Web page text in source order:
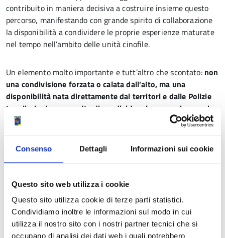
Consenso Dettagli Informazioni sui cookie
Questo sito web utilizza i cookie
Questo sito utilizza cookie di terze parti statistici.
Condividiamo inoltre le informazioni sul modo in cui
utilizza il nostro sito con i nostri partner tecnici che si
occupano di analisi dei dati web i quali potrebbero
contribuito in maniera decisiva a costruire insieme questo
percorso, manifestando con grande spirito di collaborazione
la disponibilità a condividere le proprie esperienze maturate
nel tempo nell’ambito delle unità cinofile.
Un elemento molto importante e tutt’altro che scontato: non
una condivisione forzata o calata dall’alto, ma una
disponibilità nata direttamente dai territori e dalle Polizie
Locali, che hanno scelto di condividere lavoro e risorse che
hanno costruito negli anni, anche a supporto degli altri
Comuni e delle forze dell’ordine statali.
Il compito della Provincia è anche questo: avere una visione
esigenze e costruire sinergie preziose e strumenti comuni.
In questo caso abbiamo unito una disponibilità concreta con
un’esigenza vera emersa dal territorio e dalle forze